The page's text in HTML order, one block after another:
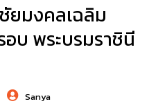
ยมงคลเฉลิม
บ พระบรมราชินี
Sanya